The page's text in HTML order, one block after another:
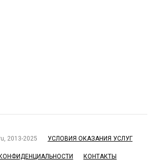
2013-2025 УСЛОВИЯ ОКАЗАНИЯ УСЛУГ
КОНТАКТЫ